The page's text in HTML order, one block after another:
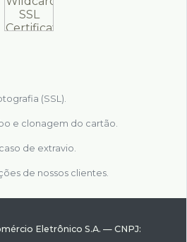
(SSL).
e clonagem do cartão.
de extravio.
de nossos clientes.
Eletrônico S.A. — CNPJ: